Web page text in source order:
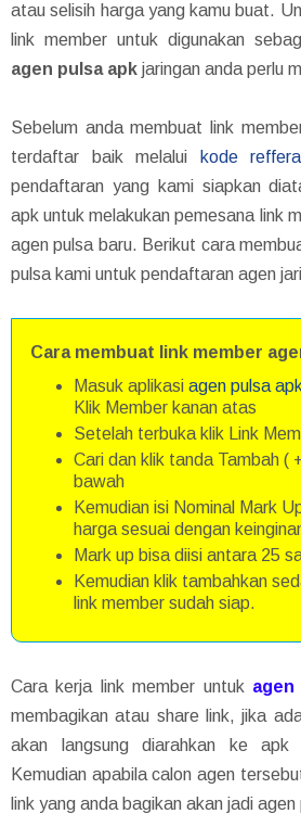
atau selisih harga yang kamu buat.
link member untuk digunakan
agen pulsa apk jaringan anda perlu
Sebelum anda membuat link
terdaftar baik melalui
kode
pendaftaran yang kami siapkan
apk untuk melakukan pemesana link
agen pulsa baru. Berikut cara
pulsa kami untuk pendaftaran agen
Cara membuat link member
Masuk aplikasi agen pulsa
Klik Member kanan atas
Setelah terbuka klik Link
Cari dan klik tanda Tambah (
bawah
Kemudian isi Nominal Mark
harga sesuai dengan
Mark up bisa diisi antara 25
Kemudian klik tambahkan
link member sudah siap.
Cara kerja link member untuk agen
membagikan atau share link, jika
akan langsung diarahkan ke
Kemudian apabila calon agen
link yang anda bagikan akan jadi